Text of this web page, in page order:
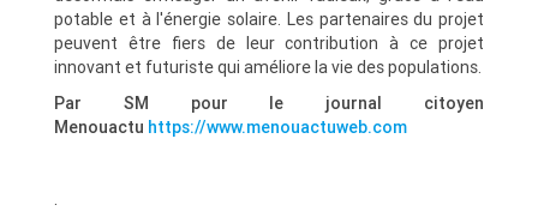
potable et à l'énergie solaire. Les partenaires du projet
peuvent être fiers de leur contribution à ce projet
innovant et futuriste qui améliore la vie des populations.
Par SM pour le journal citoyen
Menouactu https://www.menouactuweb.com
.